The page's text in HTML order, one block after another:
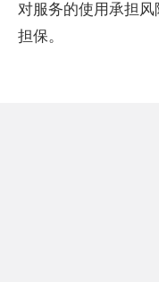
对服务的使用承担
担保。